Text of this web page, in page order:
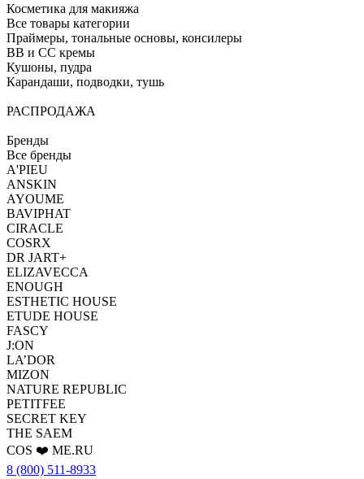
Косметика для макияжа
Все товары категории
Праймеры, тональные основы, консилеры
BB и CC кремы
Кушоны, пудра
Карандаши, подводки, тушь
РАСПРОДАЖА
Бренды
Все бренды
A'PIEU
ANSKIN
AYOUME
BAVIPHAT
CIRACLE
COSRX
DR JART+
ELIZAVECCA
ENOUGH
ESTHETIC HOUSE
ETUDE HOUSE
FASCY
J:ON
LA’DOR
MIZON
NATURE REPUBLIC
PETITFEE
SEСRET KEY
THE SAEM
COS ❤️ ME.RU
8 (800) 511-8933